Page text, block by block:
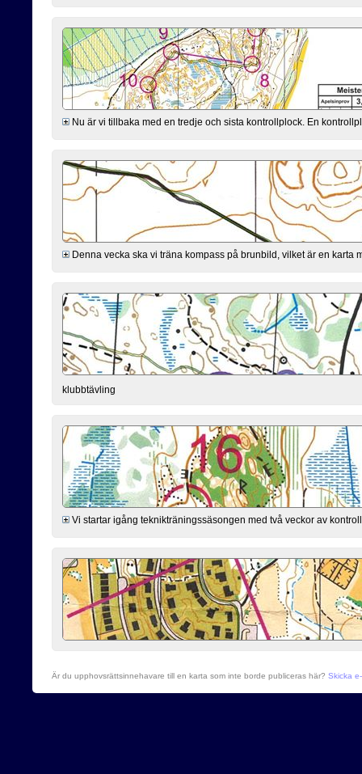
Nu är vi tillbaka med en tredje och sista kontrollplock. En
Denna vecka ska vi träna kompass på brunbild, vilket är en
klubbtävling
Vi startar igång teknikträningssäsongen med två veckor av
Är du upphovsrättsinnehavare till en karta som inte borde publiceras här? Skicka